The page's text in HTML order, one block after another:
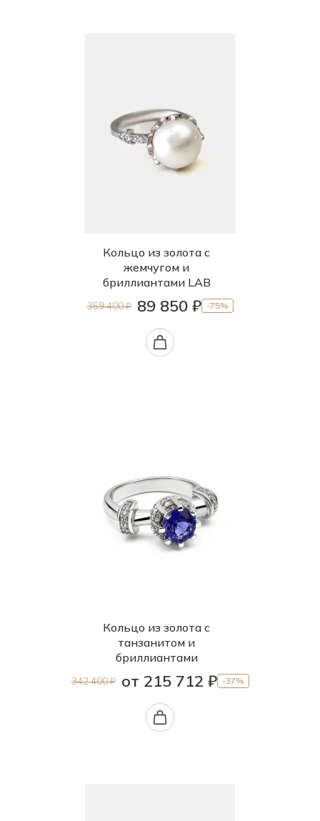
Кольцо из золота с
жемчугом и
бриллиантами LAB
359 400 ₽ 89 850 ₽ -75%
Кольцо из золота с
танзанитом и
бриллиантами
342 400 ₽ от 215 712 ₽ -37%